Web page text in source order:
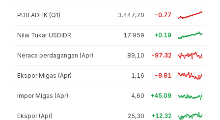
PDB ADHK (Q1) 3.447,70 -0.77
Nilai Tukar USDIDR 17.959 +0.19
Neraca perdagangan (Apr) 89,10 -97.32
Ekspor Migas (Apr) 1,16 -9.81
Impor Migas (Apr) 4,60 +45.09
Ekspor (Apr) 25,30 +12.32